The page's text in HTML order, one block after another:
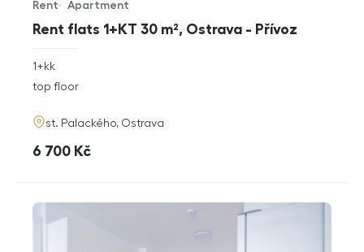
Rent flats 1+KT 30 m², Ostrava - Přívoz
Offer type
Rent
Property type
Apartment
rozměry
disposition
1+kk
funkce
top floor
adresa
st. Palackého, Ostrava
cena
6 700 Kč